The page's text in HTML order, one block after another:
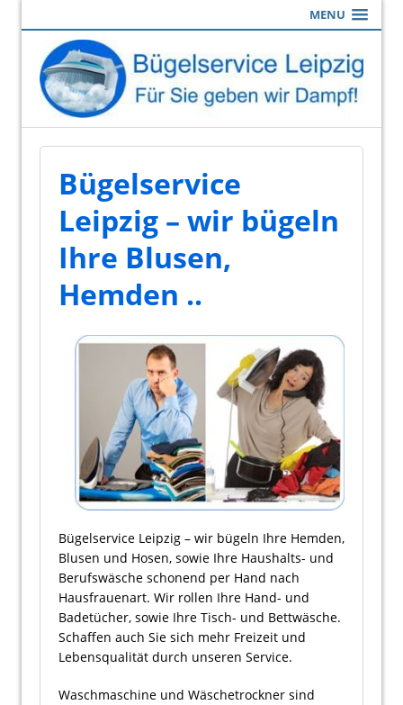
MENU
Bügelservice
Leipzig – wir bügeln
Ihre Blusen,
Hemden ..
Bügelservice Leipzig – wir bügeln Ihre Hemden,
Blusen und Hosen, sowie Ihre Haushalts- und
Berufswäsche schonend per Hand nach
Hausfrauenart. Wir rollen Ihre Hand- und
Badetücher, sowie Ihre Tisch- und Bettwäsche.
Schaffen auch Sie sich mehr Freizeit und
Lebensqualität durch unseren Service.
Waschmaschine und Wäschetrockner sind